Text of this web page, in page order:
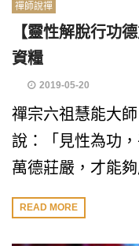
禪師說禪
【靈性解脫行功
資糧
2019-05-20
禪宗六祖慧能大
說：「見性為功
萬德莊嚴，才能夠
READ MORE